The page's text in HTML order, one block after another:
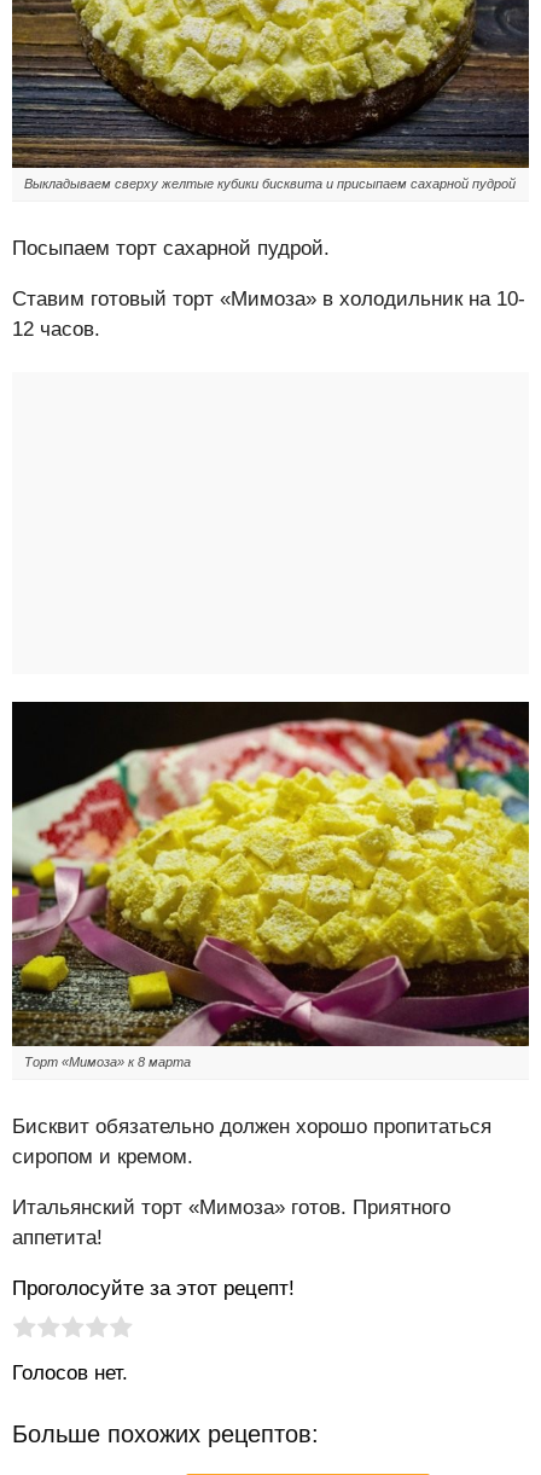
Выкладываем сверху желтые кубики бисквита и присыпаем сахарной пудрой
Посыпаем торт сахарной пудрой.
Ставим готовый торт «Мимоза» в холодильник на 10-
12 часов.
Торт «Мимоза» к 8 марта
Бисквит обязательно должен хорошо пропитаться
сиропом и кремом.
Итальянский торт «Мимоза» готов. Приятного
аппетита!
Проголосуйте за этот рецепт!
Рейтинг статьи:
Голосов нет.
Больше похожих рецептов: